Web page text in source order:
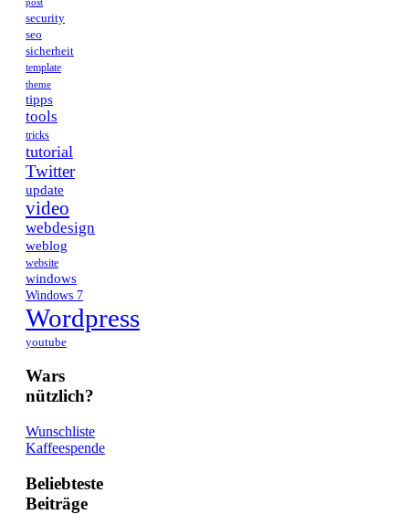
security
seo
sicherheit
template
theme
tipps
tools
tricks
tutorial
Twitter
update
video
webdesign
weblog
website
windows
Windows 7
Wordpress
youtube
Wars
nützlich?
Wunschliste
Kaffeespende
Beliebteste
Beiträge